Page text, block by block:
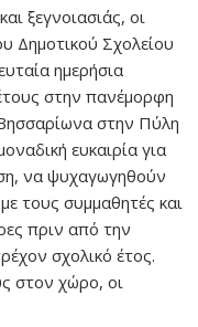
ξεγνοιασιάς, οι
Δημοτικού Σχολείου
ημερήσια
στην πανέμορφη
στην Πύλη
ευκαιρία για
να ψυχαγωγηθούν
τους συμμαθητές και
πριν από την
σχολικό έτος.
στον χώρο, οι